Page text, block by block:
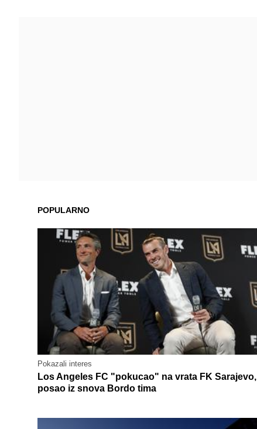
POPULARNO
Pokazali interes
Los Angeles FC "pokucao" na vrata FK Sarajevo,
posao iz snova Bordo tima